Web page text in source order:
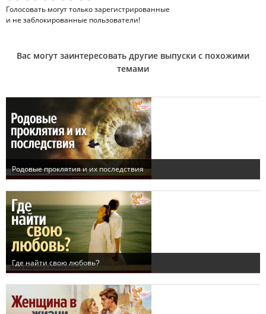
Голосовать могут только зарегистрированные
и не заблокированные пользователи!
Вас могут заинтересовать другие выпуски с похожими
темами